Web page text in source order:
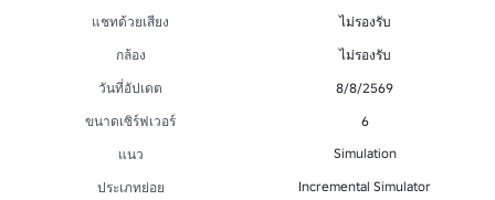
แชทด้วยเสียง
ไม่รองรับ
กล้อง
ไม่รองรับ
วันที่อัปเดต
8/8/2569
ขนาดเซิร์ฟเวอร์
6
แนว
Simulation
ประเภทย่อย Incremental Simulator